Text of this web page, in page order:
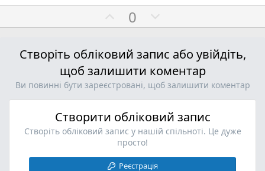
П
о
и
т
и
в
н
о
0
е
а
т
и
в
н
о
Створіть обліковий запис або увійдіть,
щоб залишити коментар
Ви повинні бути зареєстровані, щоб залишити коментар
Створити обліковий запис
Створіть обліковий запис у нашій спільноті. Це дуже
просто!
Реєстрація